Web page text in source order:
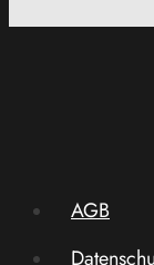
AGB